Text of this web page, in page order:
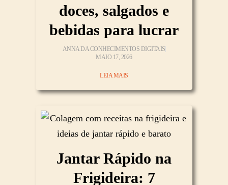
doces, salgados e
bebidas para lucrar
ANNA DA CONHECIMENTOS DIGITAIS
MAIO 17, 2026
LEIA MAIS
Jantar Rápido na
Frigideira: 7